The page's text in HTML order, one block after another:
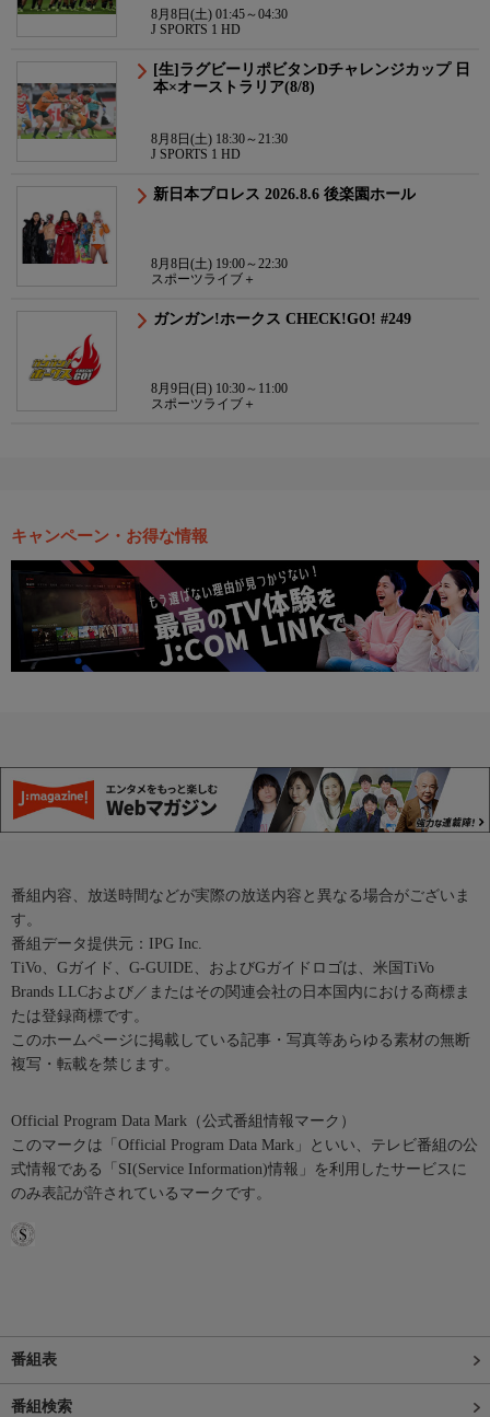
8月8日(土) 01:45～04:30
J SPORTS 1 HD
[生]ラグビーリポビタンDチャレンジカップ 日
本×オーストラリア(8/8)
8月8日(土) 18:30～21:30
J SPORTS 1 HD
新日本プロレス 2026.8.6 後楽園ホール
8月8日(土) 19:00～22:30
スポーツライブ＋
ガンガン!ホークス CHECK!GO! #249
8月9日(日) 10:30～11:00
スポーツライブ＋
キャンペーン・お得な情報
番組内容、放送時間などが実際の放送内容と異なる場合がございま
す。
番組データ提供元：IPG Inc.
TiVo、Gガイド、G-GUIDE、およびGガイドロゴは、米国TiVo
Brands LLCおよび／またはその関連会社の日本国内における商標ま
たは登録商標です。
このホームページに掲載している記事・写真等あらゆる素材の無断
複写・転載を禁じます。
Official Program Data Mark（公式番組情報マーク）
このマークは「Official Program Data Mark」といい、テレビ番組の公
式情報である「SI(Service Information)情報」を利用したサービスに
のみ表記が許されているマークです。
番組表
番組検索